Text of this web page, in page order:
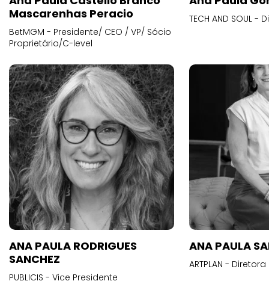
Mascarenhas Peracio
BetMGM - Presidente/ CEO / VP/ Sócio
Proprietário/C-level
TECH AND SOUL
ANA PAULA RODRIGUES
SANCHEZ
PUBLICIS - Vice Presidente
ANA PAULA
ARTPLAN -